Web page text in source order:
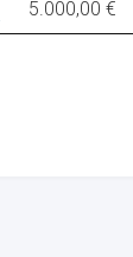
5.000,00 €